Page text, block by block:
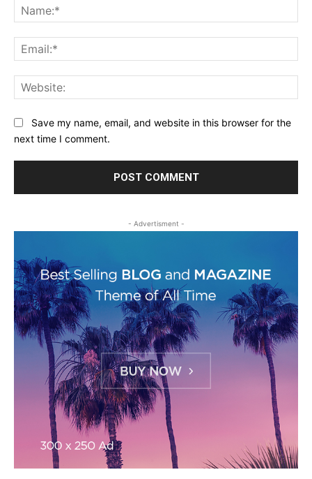
Save my name, email, and website in this browser for the
next time I comment.
- Advertisment -